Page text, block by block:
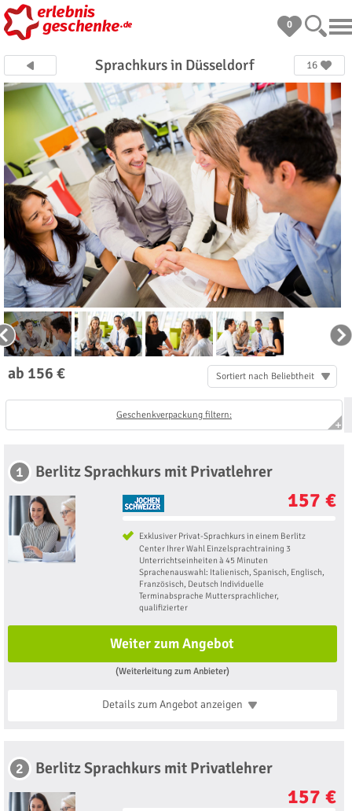
0
Sprachkurs in Düsseldorf 16
ab 156 € Sortiert nach Beliebtheit
Geschenkverpackung filtern:
1 Berlitz Sprachkurs mit Privatlehrer
157 €
Exklusiver Privat-Sprachkurs in einem Berlitz
Center Ihrer Wahl Einzelsprachtraining 3
Unterrichtseinheiten à 45 Minuten
Sprachenauswahl: Italienisch, Spanisch, Englisch,
Französisch, Deutsch Individuelle
Terminabsprache Muttersprachlicher,
qualifizierter
Weiter zum Angebot
(Weiterleitung zum Anbieter)
Details zum Angebotanzeigen
2 Berlitz Sprachkurs mit Privatlehrer
157 €